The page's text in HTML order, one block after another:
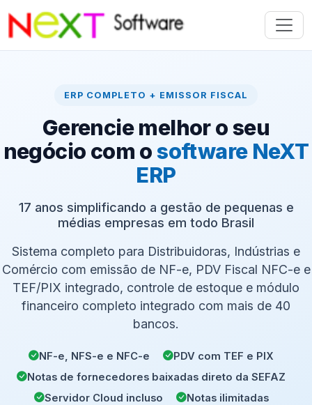
ERP COMPLETO + EMISSOR FISCAL
Gerencie melhor o seu
negócio com osoftware NeXT
ERP
17 anos simplificando a gestão de pequenas e
médias empresas em todo Brasil
Sistema completo para Distribuidoras, Indústrias e
Comércio com emissão de NF-e, PDV Fiscal NFC-e e
TEF/PIX integrado, controle de estoque e módulo
financeiro completo integrado com mais de 40
bancos.
NF-e, NFS-e e NFC-e
PDV com TEF e PIX
Notas de fornecedores baixadas direto da SEFAZ
Servidor Cloud incluso
Notas ilimitadas